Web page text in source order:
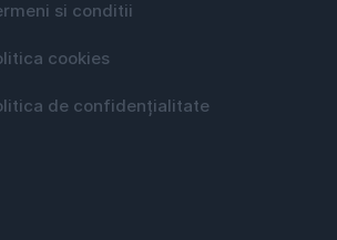
si conditii
cookies
de confidențialitate